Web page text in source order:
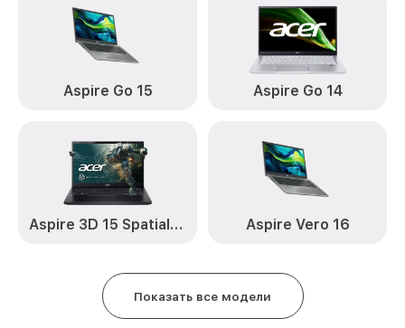
Aspire Go 15 Aspire Go 14
Aspire 3D 15 SpatialLabs™ Edition Aspire Vero 16
Показать все модели